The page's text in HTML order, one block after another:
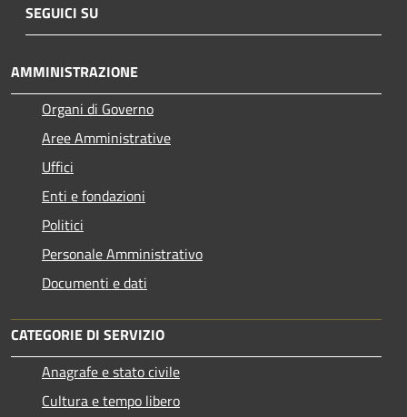
SEGUICI SU
AMMINISTRAZIONE
Organi di Governo
Aree Amministrative
Uffici
Enti e fondazioni
Politici
Personale Amministrativo
Documenti e dati
CATEGORIE DI SERVIZIO
Anagrafe e stato civile
Cultura e tempo libero